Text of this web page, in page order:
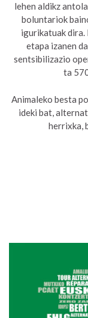
lehen aldikz
boluntariok
igurikatuak
etapa izanen
sentsibilizazio
ta
Animaleko besta
ideki bat,
herrixka,